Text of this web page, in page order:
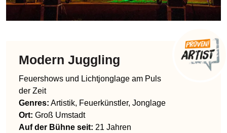
Modern Juggling
Feuershows und Lichtjonglage am Puls
der Zeit
Genres: Artistik, Feuerkünstler, Jonglage
Ort: Groß Umstadt
Auf der Bühne seit: 21 Jahren